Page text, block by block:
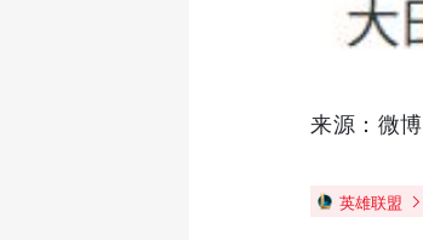
来源：微博
英雄联盟